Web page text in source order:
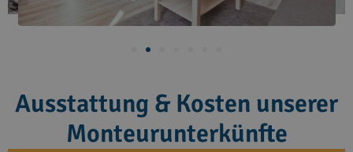
Ausstattung & Kosten unserer
Monteurunterkünfte